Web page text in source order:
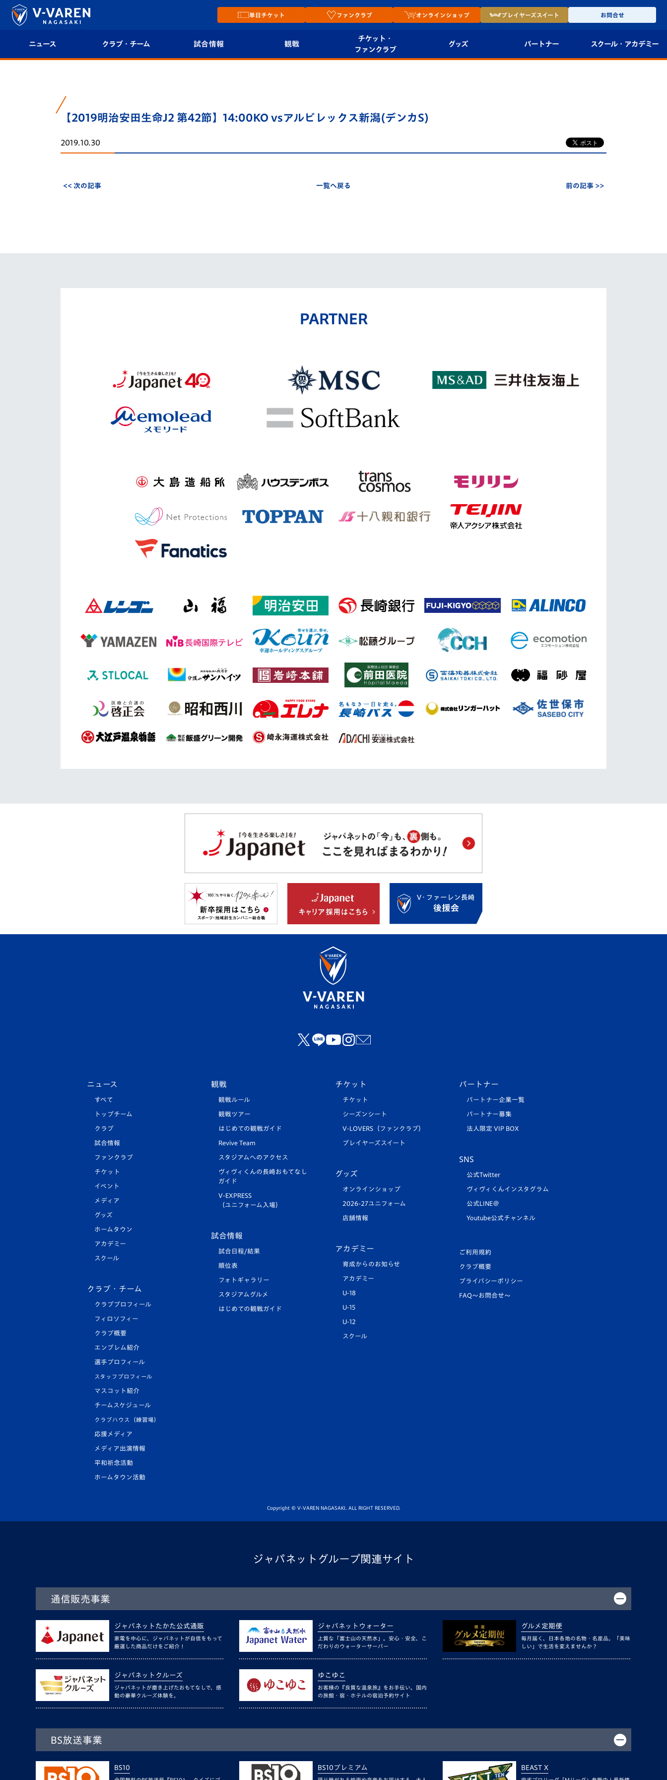
単日チケット ファンクラブ オンラインショップ プレイヤーズスイート お問合せ
ニュース クラブ・チーム
クラブ概要
エンブレム紹介
試合情報
順位表
観戦
チケット・
ファンクラブ
プレイヤーズスイート
グッズ パートナー スクール・ アカデミー
U-12
【2019明治安田生命J2 第42節】14:00KO vsアルビレックス新潟(デンカS)
2019.10.30
<< 次の記事 一覧へ戻る 前の記事 >>
PARTNER
ニュース
すべて
トップチーム
クラブ
試合情報
ファンクラブ
チケット
イベント
メディア
グッズ
ホームタウン
アカデミー
スクール
クラブ・チーム
クラブプロフィール
フィロソフィー
クラブ概要
エンブレム紹介
選手プロフィール
スタッフプロフィール
マスコット紹介
チームスケジュール
クラブハウス（練習場）
応援メディア
メディア出演情報
平和祈念活動
ホームタウン活動
観戦
観戦ルール
観戦ツアー
はじめての観戦ガイド
Revive Team
スタジアムへのアクセス
ヴィヴィくんの長崎おもてなし
ガイド
V-EXPRESS
（ユニフォーム入場）
試合情報
試合日程/結果
順位表
フォトギャラリー
スタジアムグルメ
はじめての観戦ガイド
チケット
チケット
シーズンシート
V-LOVERS（ファンクラブ）
プレイヤーズスイート
グッズ
オンラインショップ
2026-27ユニフォーム
店舗情報
アカデミー
育成からのお知らせ
アカデミー
U-18
U-15
U-12
スクール
パートナー
パートナー企業一覧
パートナー募集
法人限定 VIP BOX
SNS
公式Twitter
ヴィヴィくんインスタグラム
公式LINE＠
Youtube公式チャンネル
ご利用規約
クラブ概要
プライバシーポリシー
FAQ〜お問合せ〜
Copyright © V-VAREN NAGASAKI. ALL RIGHT RESERVED.
ジャパネットグループ関連サイト
通信販売事業
ジャパネットたかた公式通販
家電を中心に、ジャパネットが自信をもって
厳選した商品だけをご紹介！
ジャパネットウォーター
上質な「富士山の天然水」。安心・安全、こ
だわりのウォーターサーバー
グルメ定期便
毎月届く、日本各地の名物・名産品。「美味
しい」で生活を変えませんか？
ジャパネットクルーズ
ジャパネットが磨き上げたおもてなしで、感
動の豪華クルーズ体験を。
ゆこゆこ
お客様の『良質な温泉旅』をお手伝い。国内
の旅館・宿・ホテルの宿泊予約サイト
BS放送事業
BS10 BS10プレミアム BEAST X